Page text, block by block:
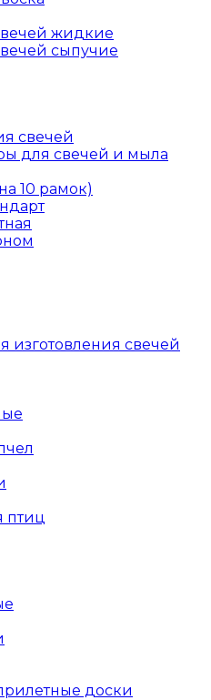
жидкие
сыпучие
свечей
для свечей и мыла
10 рамок)
свечей
птиц
доски